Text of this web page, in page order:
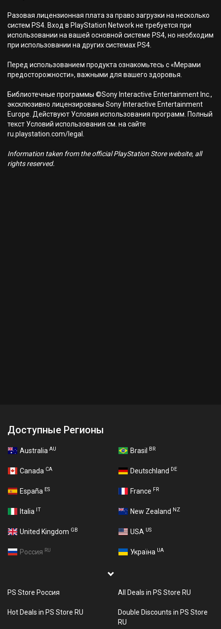
Разовая лицензионная плата за право загрузки на несколько
систем PS4. Вход в PlayStation Network не требуется при
использовании на вашей основной системе PS4, но необходим
при использовании на других системах PS4.
Перед использованием продукта ознакомьтесь с «Мерами
предосторожности», важными для вашего здоровья.
Библиотечные программы ©Sony Interactive Entertainment Inc.,
эксклюзивно лицензированы Sony Interactive Entertainment
Europe. Действуют Условия использования программ. Полный
текст Условий использования см. на сайте
ru.playstation.com/legal.
Information taken from the official PlayStation Store website, all
rights reserved.
Доступные Регионы
Australia AU Brasil BR
Canada CA Deutschland DE
España ES France FR
Italia IT New Zealand NZ
United Kingdom GB USA US
Россия RU Україна UA
PS Store Россия All Deals in PS Store RU
Hot Deals in PS Store RU
Double Discounts in PS Store
RU